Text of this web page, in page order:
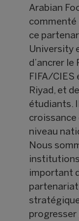
Arabian
commenté
ce
University
d’ancrer
FIFA/CIES
Riyad, et
étudiants.
niveau
Nous
important